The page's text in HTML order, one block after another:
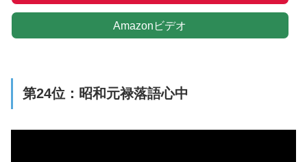
Amazonビデオ
第24位：昭和元禄落語心中